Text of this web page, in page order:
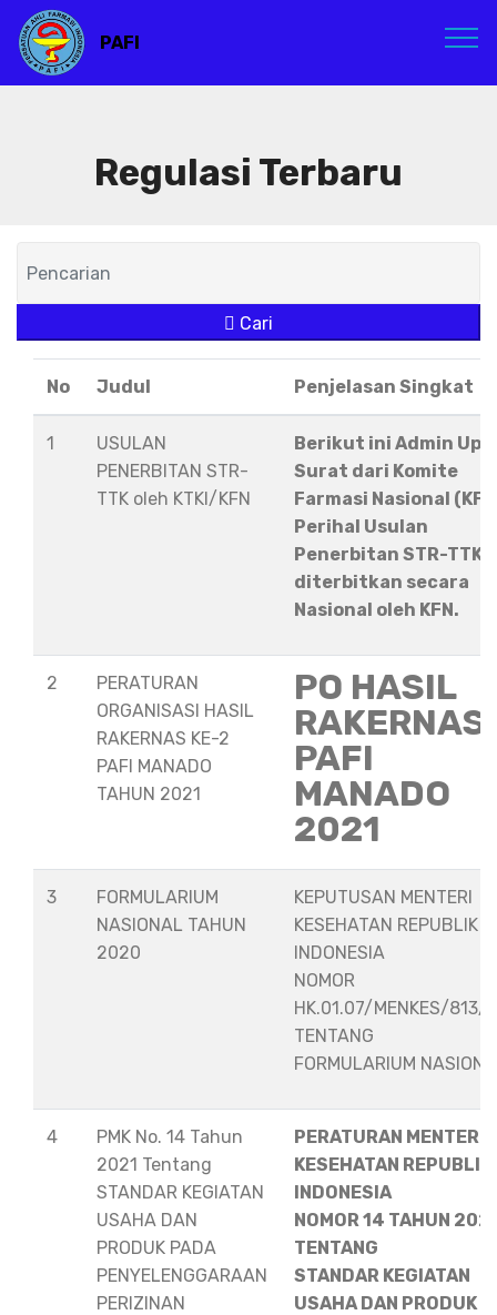
PAFI
Regulasi Terbaru
Cari
No Judul Penjelasan Singkat
1
USULAN
PENERBITAN STR-
TTK oleh KTKI/KFN
Berikut ini Admin
Surat dari Komite
Farmasi Nasional
Perihal Usulan
Penerbitan STR-TTK
diterbitkan secara
Nasional oleh KFN.
2
PERATURAN
ORGANISASI HASIL
RAKERNAS KE-2
PAFI MANADO
TAHUN 2021
PO HASIL
RAKERNAS
PAFI
MANADO
2021
3
FORMULARIUM
NASIONAL TAHUN
2020
KEPUTUSAN MENTERI
KESEHATAN REPUBLIK
INDONESIA
NOMOR
HK.01.07/MENKES/813/
TENTANG
FORMULARIUM
4
PMK No. 14 Tahun
2021 Tentang
STANDAR KEGIATAN
USAHA DAN
PRODUK PADA
PENYELENGGARAAN
PERIZINAN
PERATURAN MENTERI
KESEHATAN REPUBLIK
INDONESIA
NOMOR 14 TAHUN
TENTANG
STANDAR KEGIATAN
USAHA DAN PRODUK